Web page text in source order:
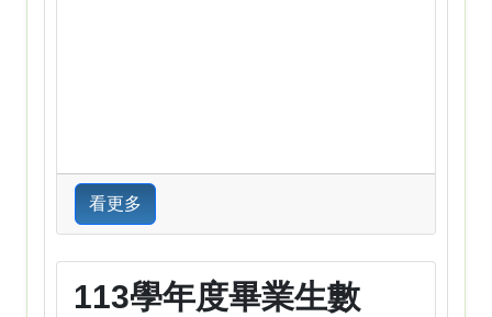
看更多
113學年度畢業生數